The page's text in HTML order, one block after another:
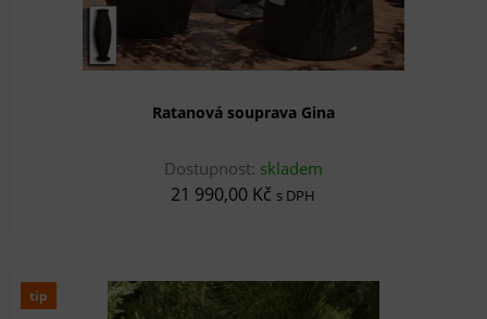
Ratanová souprava Gina
Dostupnost: skladem
21 990,00 Kč s DPH
tip